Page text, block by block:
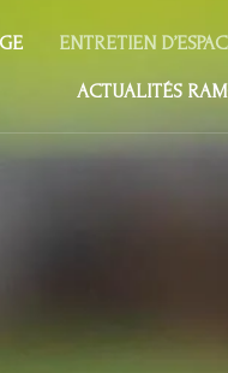
ENTRETIEN
ACTUALITÉS